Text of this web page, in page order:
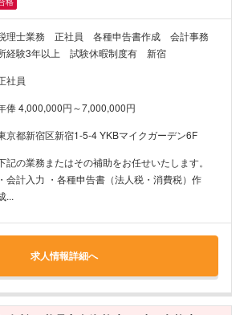
理士業務 正社員 各種申告書作成 会計事務
経験3年以上 試験休暇制度有 新宿
社員
俸 4,000,000円～7,000,000円
京都新宿区新宿1-5-4 YKBマイクガーデン6F
記の業務またはその補助をお任せいたします。
・会計入力 ・各種申告書（法人税・消費税）作
...
求人情報詳細へ